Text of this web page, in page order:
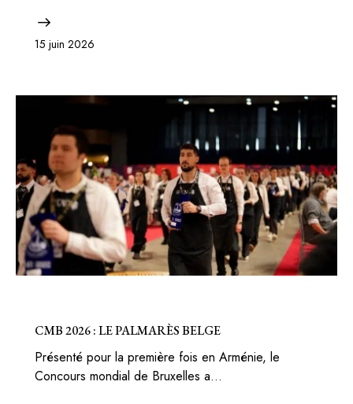
15 juin 2026
CMB 2026 : LE PALMARÈS BELGE
Présenté pour la première fois en Arménie, le
Concours mondial de Bruxelles a…